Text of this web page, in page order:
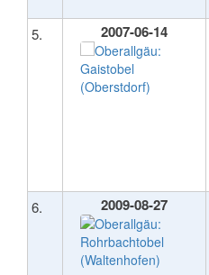
5. 2007-06-14
6. 2009-08-27